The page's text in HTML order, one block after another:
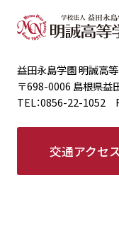
益田永島学園 明誠高
〒698-0006 島根県益
TEL：0856-22-1052
交通アクセス